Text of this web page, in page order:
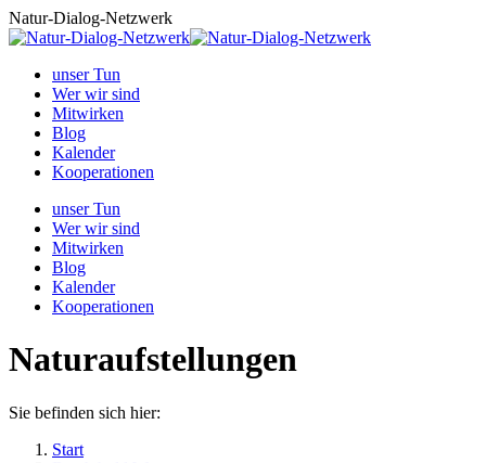
Zum
Inhalt
Natur-Dialog-Netzwerk
unser Tun
Wer wir sind
Mitwirken
Blog
Kalender
Kooperationen
unser Tun
Wer wir sind
Mitwirken
Blog
Kalender
Kooperationen
Naturaufstellungen
Sie befinden sich hier:
Start